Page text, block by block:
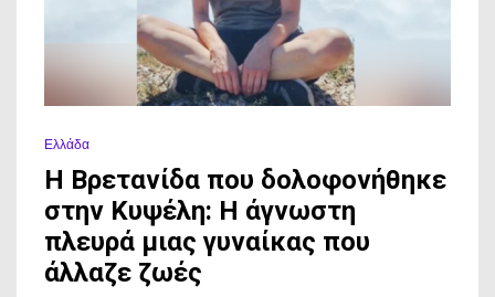
Ελλάδα
Η Βρετανίδα που δολοφονήθηκε
στην Κυψέλη: Η άγνωστη
πλευρά μιας γυναίκας που
άλλαζε ζωές